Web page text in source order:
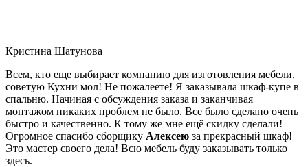
Кристина Шатунова
Всем, кто еще выбирает компанию для изготовления мебели,
советую Кухни мол! Не пожалеете! Я заказывала шкаф-купе в
спальню. Начиная с обсуждения заказа и заканчивая
монтажом никаких проблем не было. Все было сделано очень
быстро и качественно. К тому же мне ещё скидку сделали!
Огромное спасибо сборщику Алексею за прекрасный шкаф!
Это мастер своего дела! Всю мебель буду заказывать только
здесь.